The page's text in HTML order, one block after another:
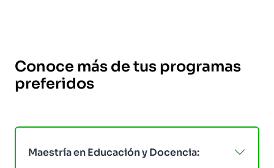
Conoce más de tus programas
preferidos
Maestría en Educación y Docencia: